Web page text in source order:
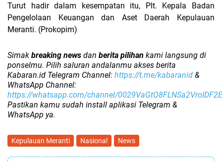
Turut hadir dalam kesempatan itu, Plt. Kepala Badan
Pengelolaan Keuangan dan Aset Daerah Kepulauan
Meranti. (Prokopim)
Simak breaking news dan berita pilihan kami langsung di
ponselmu. Pilih saluran andalanmu akses berita
Kabaran.id Telegram Channel: https://t.me/kabaranid &
WhatsApp Channel:
https://whatsapp.com/channel/0029VaGtO8FLNSa2VroIDF2E
Pastikan kamu sudah install aplikasi Telegram &
WhatsApp ya.
Kepulauan Meranti Nasional News